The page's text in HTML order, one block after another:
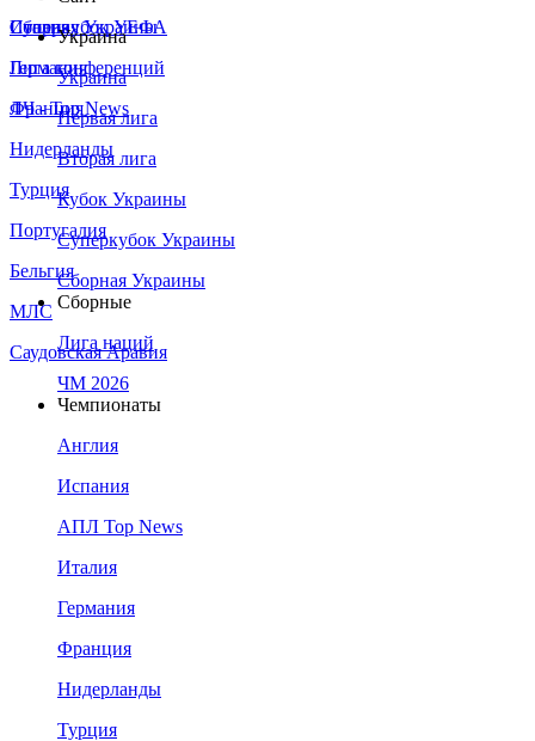
Сборная Украины
Италия
Германия
Франция
Нидерланды
Турция
Португалия
Бельгия
МЛС
Саудовская Аравия
Суперкубок УЕФА
Лига конференций
ЛЧ - Top News
Украина
Украина
Первая лига
Вторая лига
Кубок Украины
Суперкубок Украины
Сборная Украины
Сборные
Лига наций
ЧМ 2026
Чемпионаты
Англия
Испания
АПЛ Top News
Италия
Германия
Франция
Нидерланды
Турция